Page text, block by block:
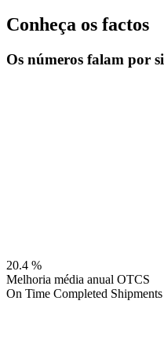
Conheça os factos
Os números falam por si
20.4 %
Melhoria média anual OTCS
On Time Completed Shipments